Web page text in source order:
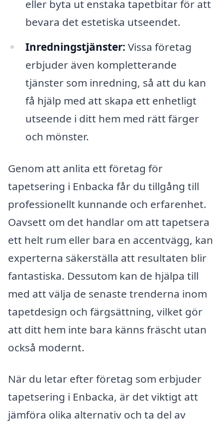
eller byta ut enstaka tapetbitar för att
bevara det estetiska utseendet.
Inredningstjänster: Vissa företag
erbjuder även kompletterande
tjänster som inredning, så att du kan
få hjälp med att skapa ett enhetligt
utseende i ditt hem med rätt färger
och mönster.
Genom att anlita ett företag för
tapetsering i Enbacka får du tillgång till
professionellt kunnande och erfarenhet.
Oavsett om det handlar om att tapetsera
ett helt rum eller bara en accentvägg, kan
experterna säkerställa att resultaten blir
fantastiska. Dessutom kan de hjälpa till
med att välja de senaste trenderna inom
tapetdesign och färgsättning, vilket gör
att ditt hem inte bara känns fräscht utan
också modernt.
När du letar efter företag som erbjuder
tapetsering i Enbacka, är det viktigt att
jämföra olika alternativ och ta del av